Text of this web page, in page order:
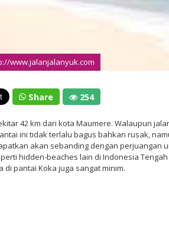
www.jalanjalanyuk.com
Share 254
42 km dari kota Maumere. Walaupun
ini tidak terlalu bagus bahkan rusak,
akan sebanding dengan perjuangan
hidden-beaches lain di Indonesia
di pantai Koka juga sangat minim.